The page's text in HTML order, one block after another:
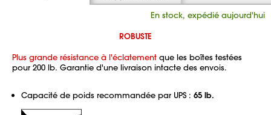
En stock, expédié aujourd'hui
ROBUSTE
Plus grande résistance à l'éclatement que les boîtes testées
pour 200 lb. Garantie d'une livraison intacte des envois.
Capacité de poids recommandée par UPS : 65 lb.